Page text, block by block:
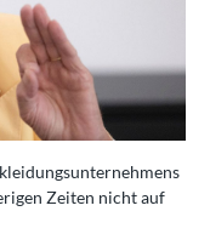
Zeiten nicht auf